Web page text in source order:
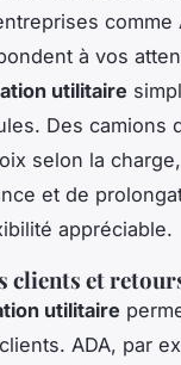
comme
à vos
utilitaire
Des camions
selon la
et de
appréciable.
clients et
utilitaire
ADA, par